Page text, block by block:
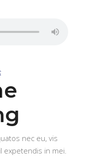
nec eu, vis
expetendis in mei.